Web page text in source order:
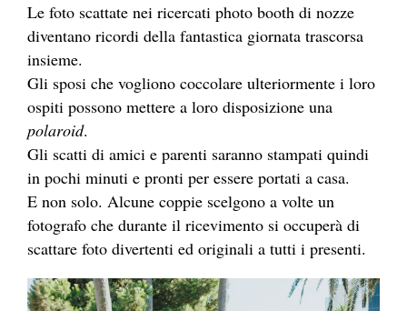
Le foto scattate nei ricercati photo booth di nozze
diventano ricordi della fantastica giornata trascorsa
insieme.
Gli sposi che vogliono coccolare ulteriormente i loro
ospiti possono mettere a loro disposizione una
polaroid.
Gli scatti di amici e parenti saranno stampati quindi
in pochi minuti e pronti per essere portati a casa.
E non solo. Alcune coppie scelgono a volte un
fotografo che durante il ricevimento si occuperà di
scattare foto divertenti ed originali a tutti i presenti.